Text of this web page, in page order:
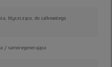
błyszcząca, do całkowitego
/ samoregenerująca